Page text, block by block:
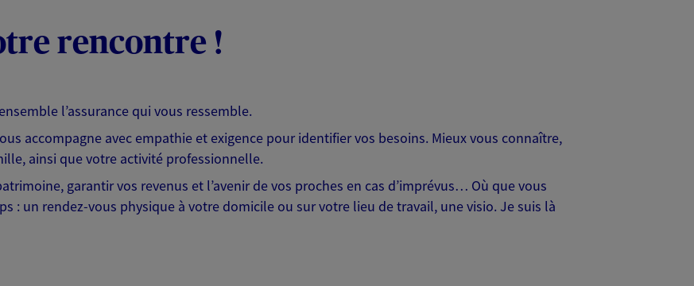
rencontre !
l’assurance qui vous ressemble.
accompagne avec empathie et exigence pour identifier vos besoins. Mieux vous connaître,
ainsi que votre activité professionnelle.
garantir vos revenus et l’avenir de vos proches en cas d’imprévus… Où que vous
: un rendez-vous physique à votre domicile ou sur votre lieu de travail, une visio. Je suis là